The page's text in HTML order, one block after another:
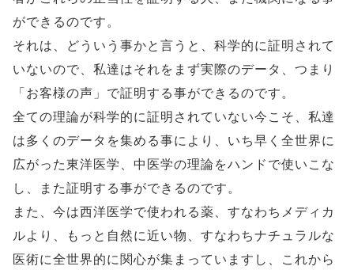
ができるのです。
それは、どういう事かと言うと、科学的に証明されて
いないので、私達はそれをまず実際のデータ、つまり
「お客様の声」で証明する事ができるのです。
全ての理論が科学的に証明されていない今こそ、私達
は多くのデータを集める事により、いち早く全世界に
広がった東洋医学、中医学の理論をハンドで使いこな
し、また証明する事ができるのです。
また、今は西洋医学で使われる薬、すなわちメディカ
ルより、もっと自然に近い物、すなわちナチュラルな
医術に全世界的に関心が集まっていますし、これから